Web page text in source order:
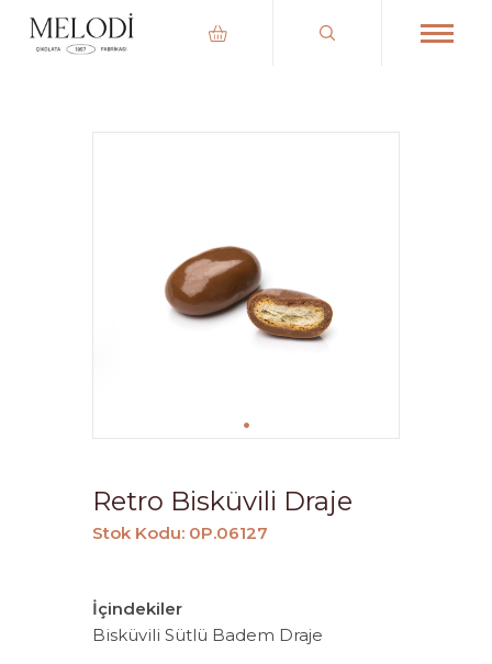
Retro Bisküvili Draje
Stok Kodu: 0P.06127
İçindekiler
Bisküvili Sütlü Badem Draje